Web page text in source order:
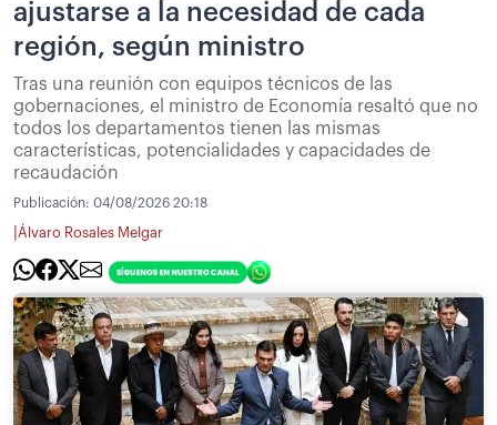
ajustarse a la necesidad de cada
región, según ministro
Tras una reunión con equipos técnicos de las
gobernaciones, el ministro de Economía resaltó que no
todos los departamentos tienen las mismas
características, potencialidades y capacidades de
recaudación
Publicación: 04/08/2026 20:18
Álvaro Rosales Melgar